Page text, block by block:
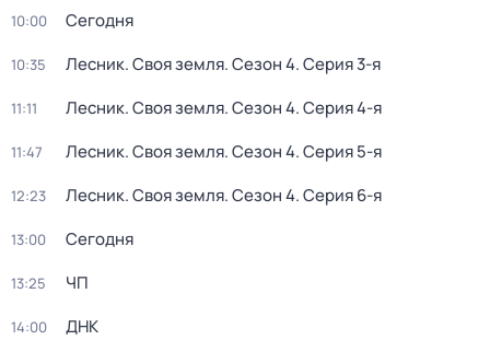
10:00 Сегодня
10:35 Лесник. Своя земля. Сезон 4. Серия 3-я
11:11 Лесник. Своя земля. Сезон 4. Серия 4-я
11:47 Лесник. Своя земля. Сезон 4. Серия 5-я
12:23 Лесник. Своя земля. Сезон 4. Серия 6-я
13:00 Сегодня
13:25 ЧП
14:00 ДНК